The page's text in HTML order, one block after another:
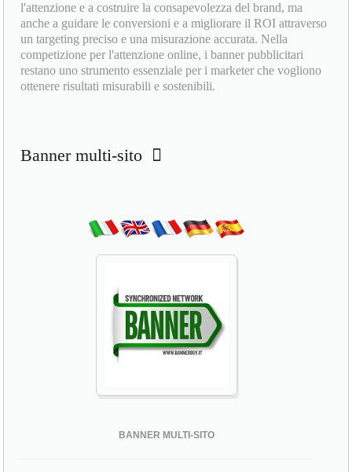
l'attenzione e a costruire la consapevolezza del brand, ma
anche a guidare le conversioni e a migliorare il ROI attraverso
un targeting preciso e una misurazione accurata. Nella
competizione per l'attenzione online, i banner pubblicitari
restano uno strumento essenziale per i marketer che vogliono
ottenere risultati misurabili e sostenibili.
Banner multi-sito
BANNER MULTI-SITO